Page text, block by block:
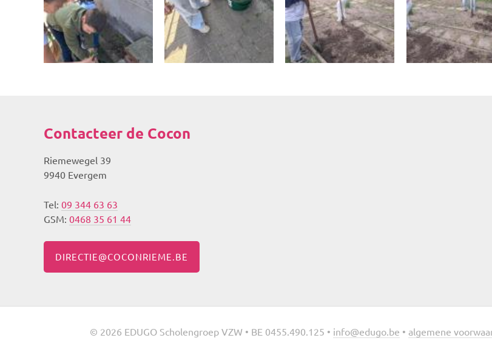
Contacteer de Cocon
Riemewegel 39
9940 Evergem
Tel: 09 344 63 63
GSM: 0468 35 61 44
DIRECTIE@COCONRIEME.BE
© 2026 EDUGO Scholengroep VZW • BE 0455.490.125 • info@edugo.be • algemene